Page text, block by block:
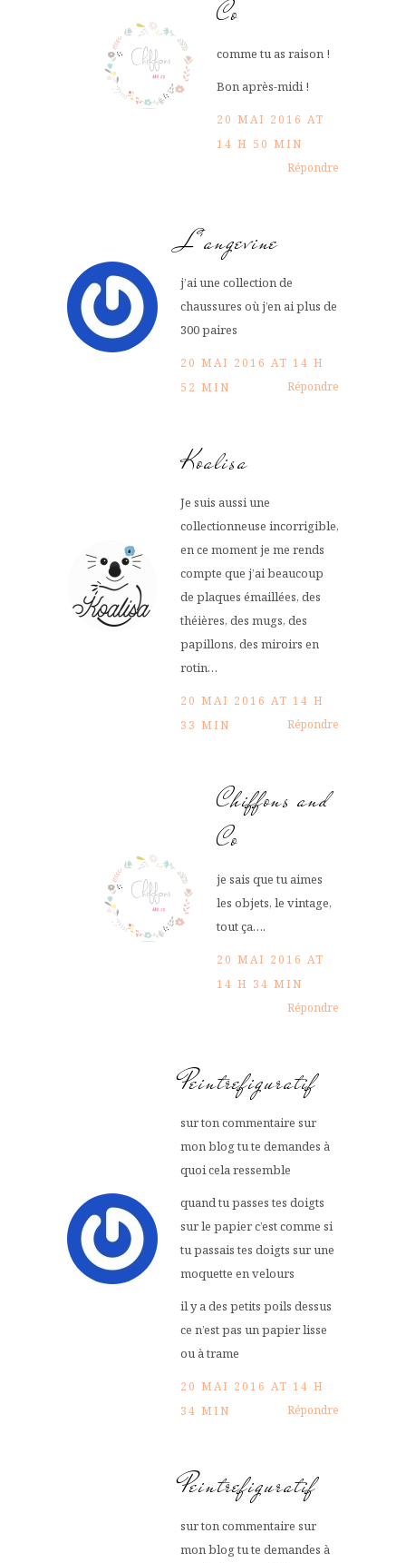
Co
comme tu as raison !
Bon après-midi !
20 MAI 2016 AT
14 H 50 MIN
Répondre
L'angevine
j’ai une collection de
chaussures où j’en ai plus de
300 paires
20 MAI 2016 AT 14 H
52 MIN
Répondre
Koalisa
Je suis aussi une
collectionneuse incorrigible,
en ce moment je me rends
compte que j’ai beaucoup
de plaques émaillées, des
théières, des mugs, des
papillons, des miroirs en
rotin…
20 MAI 2016 AT 14 H
33 MIN
Répondre
Chiffons and
Co
je sais que tu aimes
les objets, le vintage,
tout ça….
20 MAI 2016 AT
14 H 34 MIN
Répondre
Peintrefiguratif
sur ton commentaire sur
mon blog tu te demandes à
quoi cela ressemble
quand tu passes tes doigts
sur le papier c’est comme si
tu passais tes doigts sur une
moquette en velours
il y a des petits poils dessus
ce n’est pas un papier lisse
ou à trame
20 MAI 2016 AT 14 H
34 MIN
Répondre
Peintrefiguratif
sur ton commentaire sur
mon blog tu te demandes à